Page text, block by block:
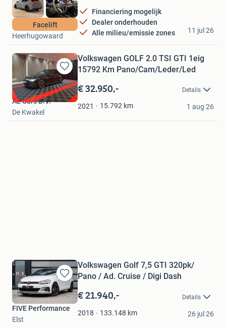
Facelift
Financiering mogelijk
Dealer onderhouden
Alle milieu/emissie zones
Luxo Automotive
Heerhugowaard
11 jul 26
Bewaren
in
Mijn
Favorieten
Volkswagen GOLF 2.0 TSI GTI 1eig
15792 Km Pano/Cam/Leder/Led
€ 32.950,- Details
2021 15.792 km
AE Cars B.V.
De Kwakel
1 aug 26
Bewaren
in
Mijn
Favorieten
Volkswagen Golf 7,5 GTI 320pk/
Pano / Ad. Cruise / Digi Dash
€ 21.940,- Details
2018 133.148 km
FIVE Performance
Elst
26 jul 26